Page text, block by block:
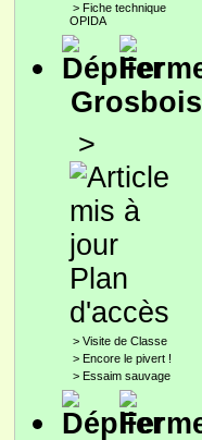
> Fiche technique
OPIDA
Grosbois
>
Plan
d'accès
> Visite de Classe
> Encore le pivert !
> Essaim sauvage